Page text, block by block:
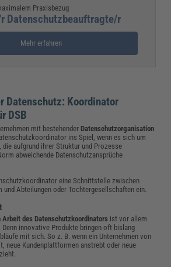
Praxisbezug
Datenschutzbeauftragte/r
Mehr erfahren
Datenschutz: Koordinator
DSB
mit bestehender Datenschutzorganisation
ins Spiel, wenn es sich um
aufgrund ihrer Struktur und Prozesse
abweichende Datenschutzansprüche
eine Schnittstelle zwischen
und Abteilungen oder Tochtergesellschaften ein.
Arbeit des Datenschutzkoordinators ist vor allem
innovative Produkte bringen oft bislang
mit sich. So z. B. wenn ein Unternehmen von
neue Kundenplattformen anstrebt oder neue